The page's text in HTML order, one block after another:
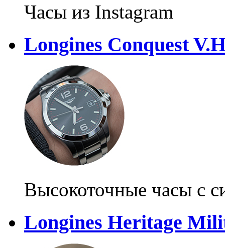
Часы из Instagram
Longines Conquest
Высокоточные часы с
Longines Heritage